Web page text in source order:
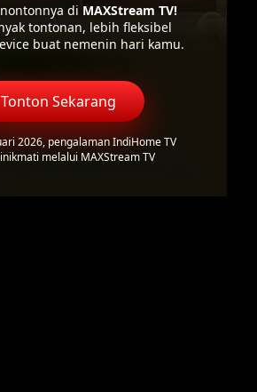
di MAXStream TV!
tontonan, lebih fleksibel
buat nemenin hari kamu.
Tonton Sekarang
2026, pengalaman IndiHome TV
melalui MAXStream TV